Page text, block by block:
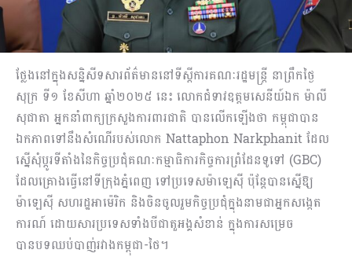
ថ្លែងនៅក្នុងសន្និសីទសារព័ត៌មាននៅទីស្ដីការគណៈរដ្ឋមន្ត្រី នាព្រឹកថ្ងៃ
សុក្រ ទី១ ខែសីហា ឆ្នាំ២០២៥ នេះ លោកជំទាវឧត្តមសេនីយ៍ឯក ម៉ាលី
សុជាតា អ្នកនាំពាក្យក្រសួងការពារជាតិ បានលើកឡើងថា កម្ពុជាបាន
ឯកភាពទៅនឹងសំណើរបស់លោក Nattaphon Narkphanit ដែល
ស្នើសុំប្ដូរទីតាំងនៃកិច្ចប្រជុំគណៈកម្មាធិការកិច្ចការព្រំដែនទូទៅ (GBC)
ដែលគ្រោងធ្វើនៅទីក្រុងភ្នំពេញ ទៅប្រទេសម៉ាឡេស៊ី ប៉ុន្តែបានស្នើឱ្យ
ម៉ាឡេស៊ី សហរដ្ឋអាម៉េរិក និងចិនចូលរួមកិច្ចប្រជុំក្នុងនាមជាអ្នកសង្កេត
ការណ៍ ដោយសារប្រទេសទាំងបីជាតួអង្គសំខាន់ ក្នុងការសម្រេច
បានបទឈប់បាញ់រវាងកម្ពុជា-ថៃ។